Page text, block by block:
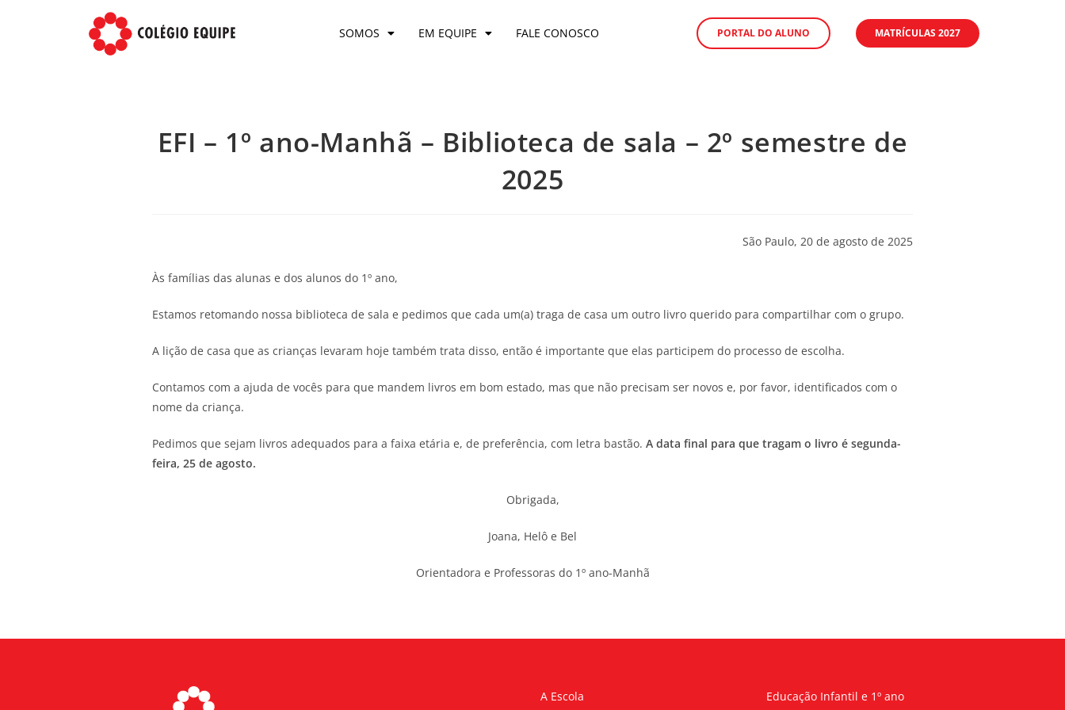
SOMOS EM EQUIPE FALE CONOSCO PORTAL DO ALUNO MATRÍCULAS 2027
EFI – 1º ano-Manhã – Biblioteca de sala – 2º semestre de
2025
São Paulo, 20 de agosto de 2025
Às famílias das alunas e dos alunos do 1º ano,
Estamos retomando nossa biblioteca de sala e pedimos que cada um(a) traga de casa um outro livro querido para compartilhar com o grupo.
A lição de casa que as crianças levaram hoje também trata disso, então é importante que elas participem do processo de escolha.
Contamos com a ajuda de vocês para que mandem livros em bom estado, mas que não precisam ser novos e, por favor, identificados com o
nome da criança.
Pedimos que sejam livros adequados para a faixa etária e, de preferência, com letra bastão. A data final para que tragam o livro é segunda-
feira, 25 de agosto.
Obrigada,
Joana, Helô e Bel
Orientadora e Professoras do 1º ano-Manhã
A Escola Educação Infantil e 1º ano